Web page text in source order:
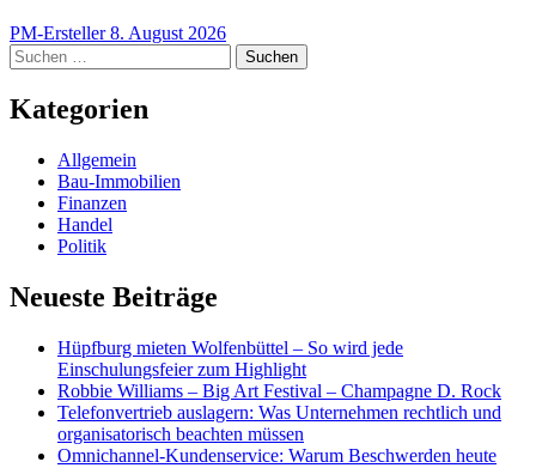
PM-Ersteller8. August 2026
Suchen
nach:
Kategorien
Allgemein
Bau-Immobilien
Finanzen
Handel
Politik
Neueste Beiträge
Hüpfburg mieten Wolfenbüttel – So wird jede
Einschulungsfeier zum Highlight
Robbie Williams – Big Art Festival – Champagne D. Rock
Telefonvertrieb auslagern: Was Unternehmen rechtlich und
organisatorisch beachten müssen
Omnichannel-Kundenservice: Warum Beschwerden heute